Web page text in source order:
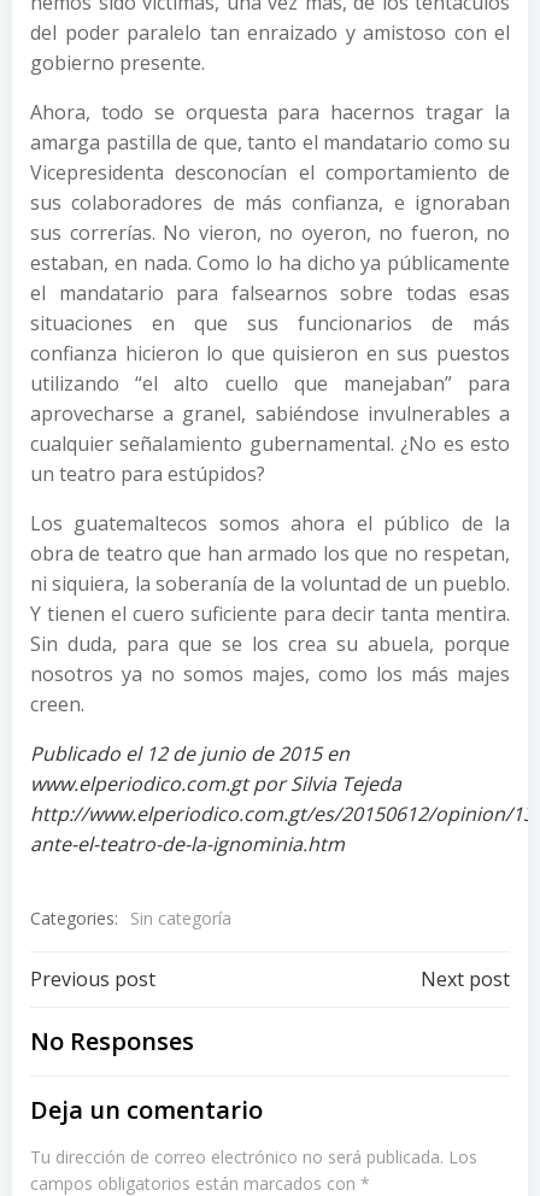
del poder paralelo tan enraizado y amistoso con el
gobierno presente.
Ahora, todo se orquesta para hacernos tragar la
amarga pastilla de que, tanto el mandatario como su
Vicepresidenta desconocían el comportamiento de
sus colaboradores de más confianza, e ignoraban
sus correrías. No vieron, no oyeron, no fueron, no
estaban, en nada. Como lo ha dicho ya públicamente
el mandatario para falsearnos sobre todas esas
situaciones en que sus funcionarios de más
confianza hicieron lo que quisieron en sus puestos
utilizando “el alto cuello que manejaban” para
aprovecharse a granel, sabiéndose invulnerables a
cualquier señalamiento gubernamental. ¿No es esto
un teatro para estúpidos?
Los guatemaltecos somos ahora el público de la
obra de teatro que han armado los que no respetan,
ni siquiera, la soberanía de la voluntad de un pueblo.
Y tienen el cuero suficiente para decir tanta mentira.
Sin duda, para que se los crea su abuela, porque
nosotros ya no somos majes, como los más majes
creen.
Publicado el 12 de junio de 2015 en
www.elperiodico.com.gt por Silvia Tejeda
http://www.elperiodico.com.gt/es/20150612/opinion/
ante-el-teatro-de-la-ignominia.htm
Categories: Sin categoría
Post
navigation
Previous post Next post
No Responses
Deja un comentario
Tu dirección de correo electrónico no será publicada. Los
campos obligatorios están marcados con *